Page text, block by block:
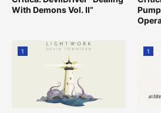
With Demons Vol. II”
1 1